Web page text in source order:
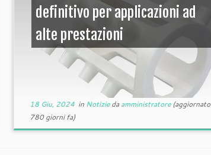
definitivo per applicazioni ad
alte prestazioni
18 Giu, 2024in Notiziedaamministratore(aggiornato
780 giorni fa)